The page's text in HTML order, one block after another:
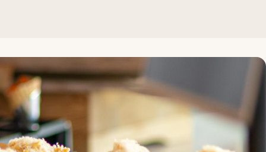
Zum Beispiel nutzen viele unserer Geschirrspüler das
jeder Gast 240 Liter Wasser pro Tag. Heute
unserer Hotels während des Sommers und zu
während